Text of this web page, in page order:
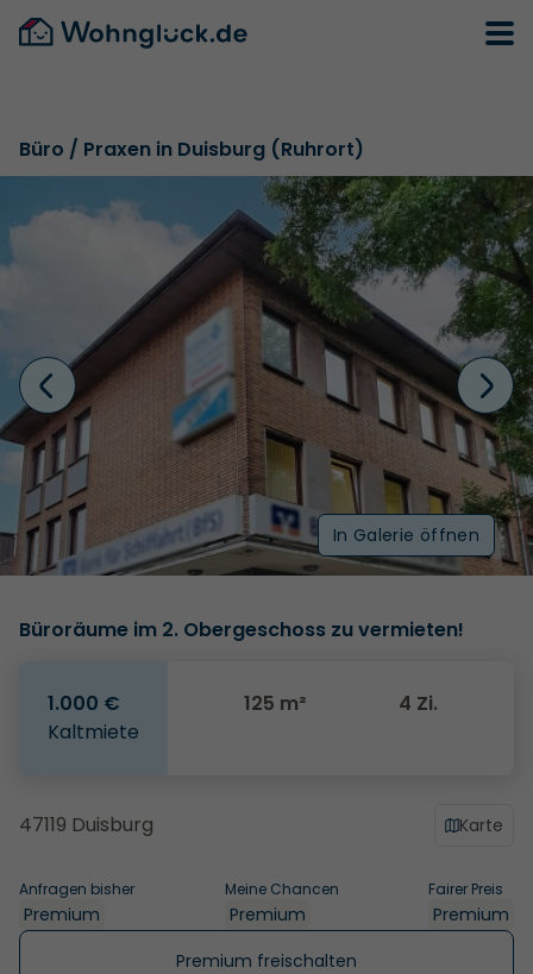
Büro / Praxen in Duisburg (Ruhrort)
In Galerie öffnen
Büroräume im 2. Obergeschoss zu vermieten!
Anfragen bisher
Premium
Meine Chancen
Premium
Fairer Preis
Premium
Premium freischalten
1.000 €
Kaltmiete
125 m² 4 Zi.
47119 Duisburg Karte